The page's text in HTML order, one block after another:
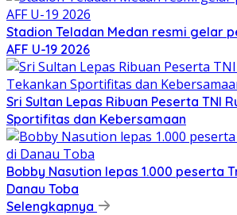
Stadion Teladan Medan resmi gelar
AFF U-19 2026
Sri Sultan Lepas Ribuan Peserta TNI
Sportifitas dan Kebersamaan
Bobby Nasution lepas 1.000 peserta
Danau Toba
Selengkapnya